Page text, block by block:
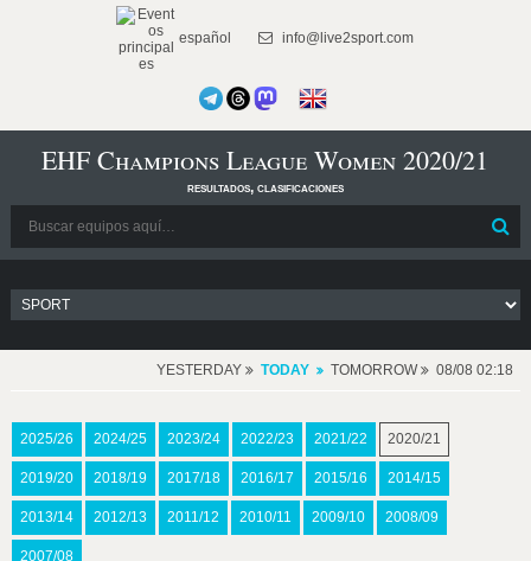
español info@live2sport.com
EHF Champions League Women 2020/21
resultados, clasificaciones
YESTERDAY TODAY TOMORROW 08/08 02:18
2025/26 2024/25 2023/24 2022/23 2021/22 2020/21
2019/20 2018/19 2017/18 2016/17 2015/16 2014/15
2013/14 2012/13 2011/12 2010/11 2009/10 2008/09
2007/08